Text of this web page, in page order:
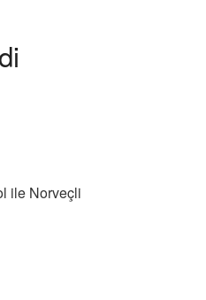
ile Norveçli